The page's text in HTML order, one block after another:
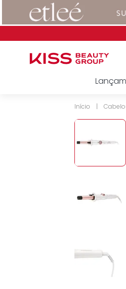
corretivo
2º impress
3º body splash